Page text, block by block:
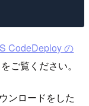
CodeDeploy の
をご覧ください。
ンロードをした